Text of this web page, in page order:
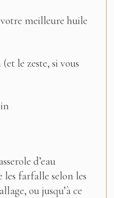
meilleure huile
le zeste, si vous
d’eau
les farfalle selon les
ou jusqu’à ce